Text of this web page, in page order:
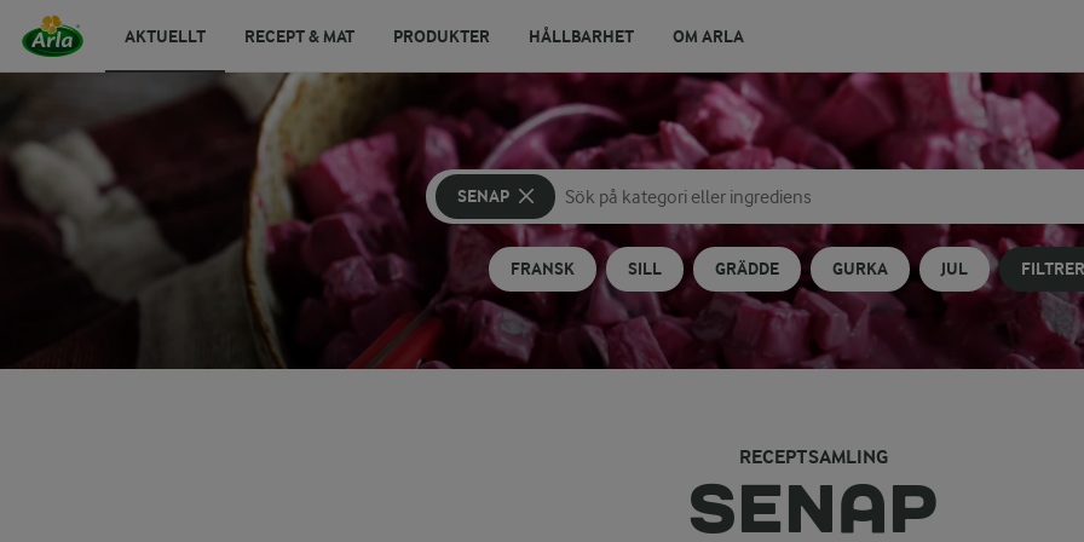
AKTUELLT RECEPT & MAT PRODUKTER HÅLLBARHET OM ARLA
SENAP
Sök på kategori eller ingrediens
Skriv in sökord för att få förslag
FRANSK SILL GRÄDDE GURKA JUL
RECEPTSAMLING
SENAP